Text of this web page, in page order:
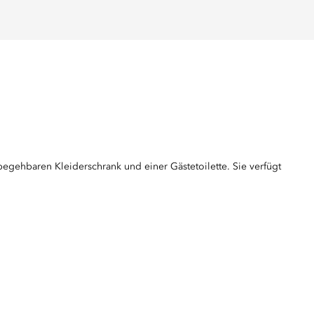
Kleiderschrank und einer Gästetoilette. Sie verfügt